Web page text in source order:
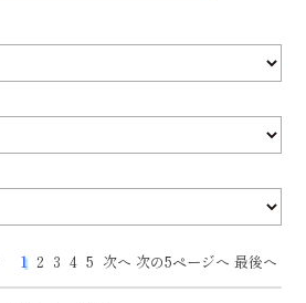
1 2 3 4 5 次へ 次の5ページへ 最後へ